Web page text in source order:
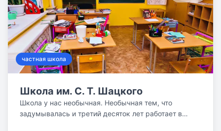
частная школа
Школа им. С. Т. Шацкого
Школа у нас необычная. Необычная тем, что
задумывалась и третий десяток лет работает в